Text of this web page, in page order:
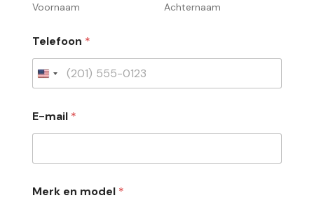
Voornaam Achternaam
Telefoon *
E-mail *
Merk en model *